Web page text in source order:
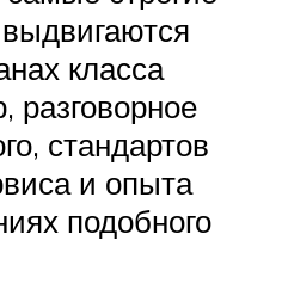
класса
разговорное
стандартов
и опыта
подобного